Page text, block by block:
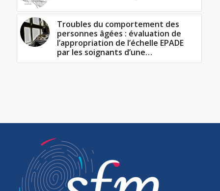
Troubles du comportement des
personnes âgées : évaluation de
l’appropriation de l’échelle EPADE
par les soignants d’une…